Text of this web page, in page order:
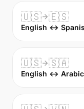
🇺🇸 🇪🇸
English ↔
🇺🇸 🇸🇦
English ↔ Arabic